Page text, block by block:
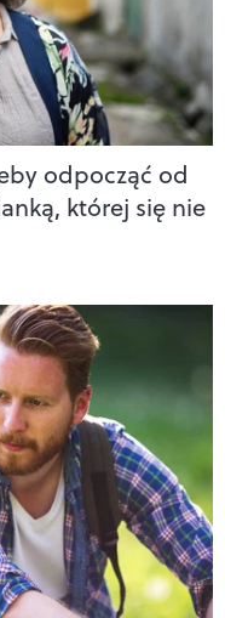
odpocząć od
której się nie